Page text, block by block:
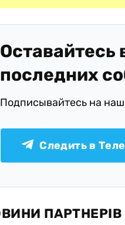
Оставайтесь
последних
Подписывайтесь на наш
Следить в